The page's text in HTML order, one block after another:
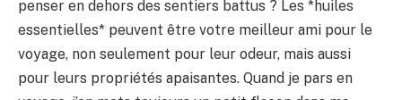
penser en dehors des sentiers battus ? Les *huiles
essentielles* peuvent être votre meilleur ami pour le
voyage, non seulement pour leur odeur, mais aussi
pour leurs propriétés apaisantes. Quand je pars en